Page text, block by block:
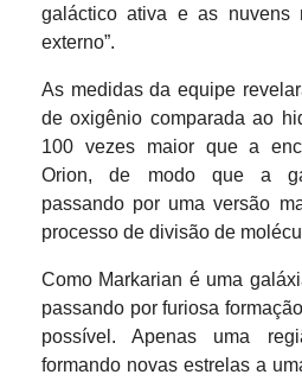
galáctico ativa e as nuvens
externo”.
As medidas da equipe
de oxigênio comparada ao
100 vezes maior que a
Orion, de modo que a
passando por uma versão
processo de divisão de
Como Markarian é uma
passando por furiosa
possível. Apenas uma
formando novas estrelas a